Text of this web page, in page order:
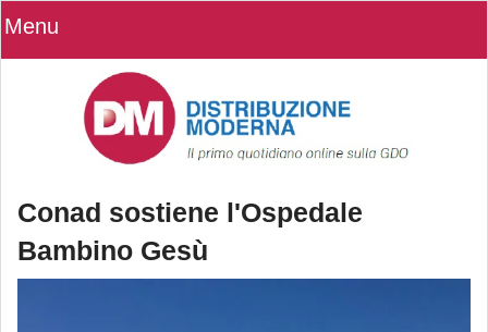
Menu
Conad sostiene l'Ospedale
Bambino Gesù